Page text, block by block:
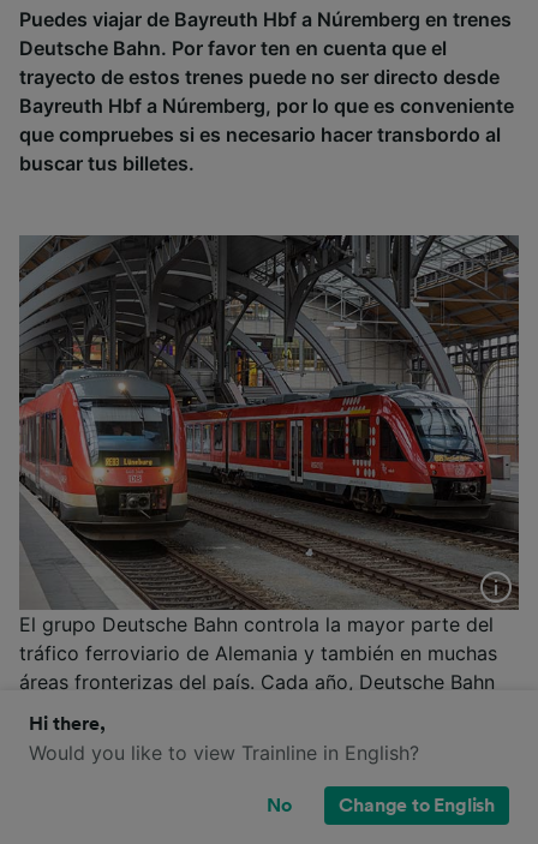
Puedes viajar de Bayreuth Hbf a Núremberg en trenes
Deutsche Bahn. Por favor ten en cuenta que el
trayecto de estos trenes puede no ser directo desde
Bayreuth Hbf a Núremberg, por lo que es conveniente
que compruebes si es necesario hacer transbordo al
buscar tus billetes.
El grupo Deutsche Bahn controla la mayor parte del
tráfico ferroviario de Alemania y también en muchas
áreas fronterizas del país. Cada año, Deutsche Bahn
transporta varios miles de millones de pasajeros y
muchas de las estaciones en Alemania son atendidas
exclusivamente por trenes pertenecientes a la flota de
la compañía estatal. Cuenta con trenes regionales e
Intercity y ofrece opciones de billete flexible, la tarjeta
Hi there,
Would you like to view Trainline in English?
No Change to English